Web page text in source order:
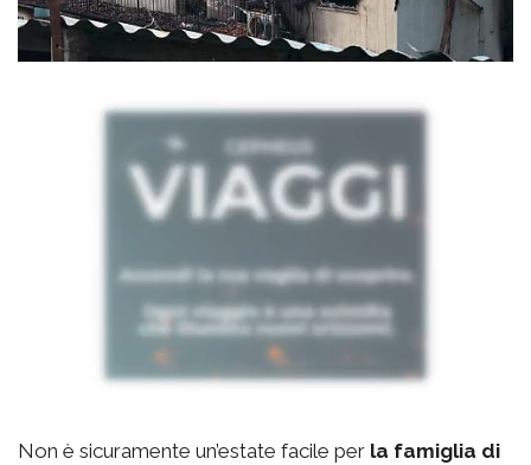
Non è sicuramente un’estate facile per la famiglia di